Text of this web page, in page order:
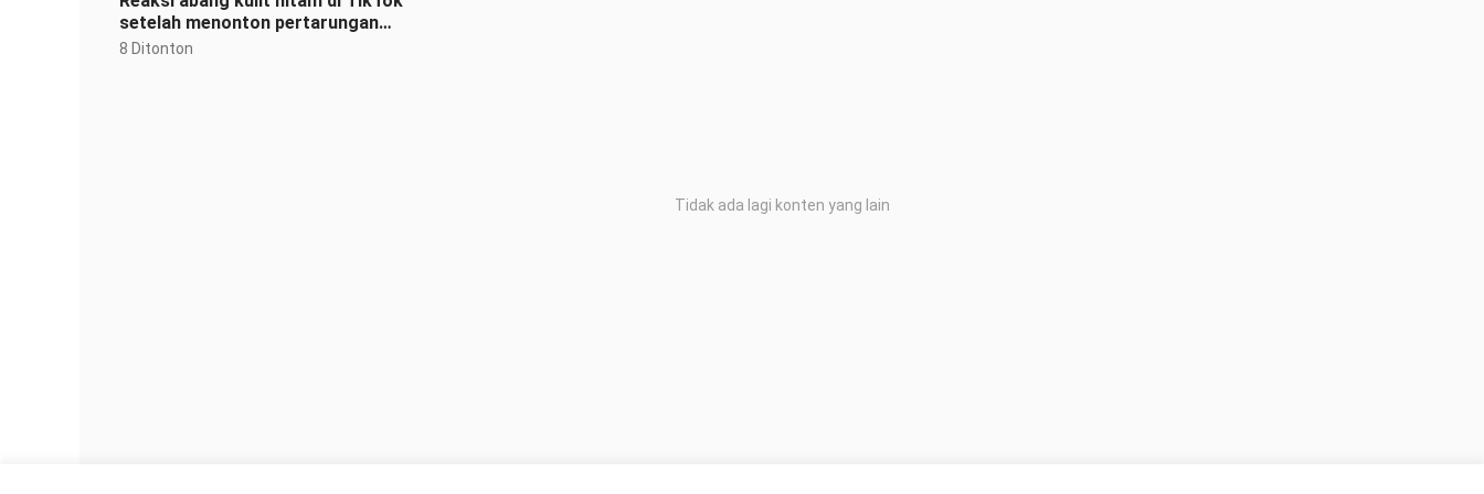
setelah menonton pertarungan
pamungkas Bintang Primal dalam
8 Ditonton
Tidak ada lagi konten yang lain